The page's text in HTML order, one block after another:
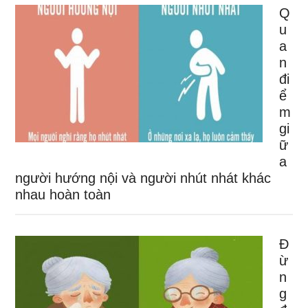
Q
u
a
n
đi
ể
m
gi
ữ
a
người hướng nội và người nhút nhát khác
nhau hoàn toàn
Đ
ừ
n
g